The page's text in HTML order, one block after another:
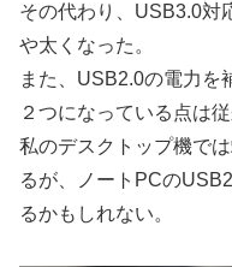
その代わり、USB3.0対
や太くなった。
また、USB2.0の電力を
２つになっている点は従
私のデスクトップ機で
るが、ノートPCの
るかもしれない。